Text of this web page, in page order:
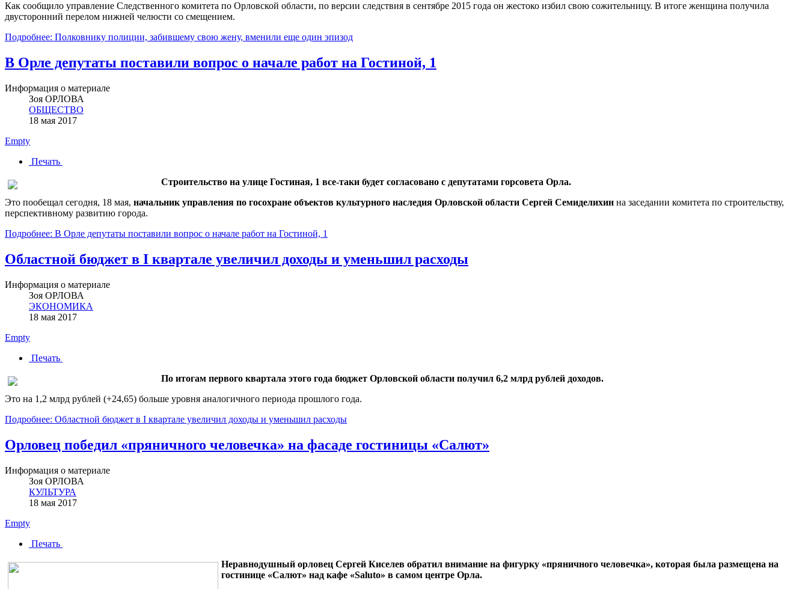
Как сообщило управление Следственного комитета по Орловской области, по версии следствия в сентябре 2015 года он жестоко избил свою сожительницу. В итоге женщина получила
двусторонний перелом нижней челюсти со смещением.
Подробнее: Полковнику полиции, забившему свою жену, вменили еще один эпизод
В Орле депутаты поставили вопрос о начале работ на Гостиной, 1
Информация о материале
Зоя ОРЛОВА
ОБЩЕСТВО
18 мая 2017
Empty
Печать
Строительство на улице Гостиная, 1 все-таки будет согласовано с депутатами горсовета Орла.
Это пообещал сегодня, 18 мая, начальник управления по госохране объектов культурного наследия Орловской области Сергей Семиделихин на заседании комитета по строительству,
перспективному развитию города.
Подробнее: В Орле депутаты поставили вопрос о начале работ на Гостиной, 1
Областной бюджет в I квартале увеличил доходы и уменьшил расходы
Информация о материале
Зоя ОРЛОВА
ЭКОНОМИКА
18 мая 2017
Empty
Печать
По итогам первого квартала этого года бюджет Орловской области получил 6,2 млрд рублей доходов.
Это на 1,2 млрд рублей (+24,65) больше уровня аналогичного периода прошлого года.
Подробнее: Областной бюджет в I квартале увеличил доходы и уменьшил расходы
Орловец победил «пряничного человечка» на фасаде гостиницы «Салют»
Информация о материале
Зоя ОРЛОВА
КУЛЬТУРА
18 мая 2017
Empty
Печать
Неравнодушный орловец Сергей Киселев обратил внимание на фигурку «пряничного человечка», которая была размещена на
гостинице «Салют» над кафе «Saluto» в самом центре Орла.